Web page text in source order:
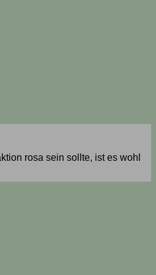
rosa sein sollte, ist es wohl